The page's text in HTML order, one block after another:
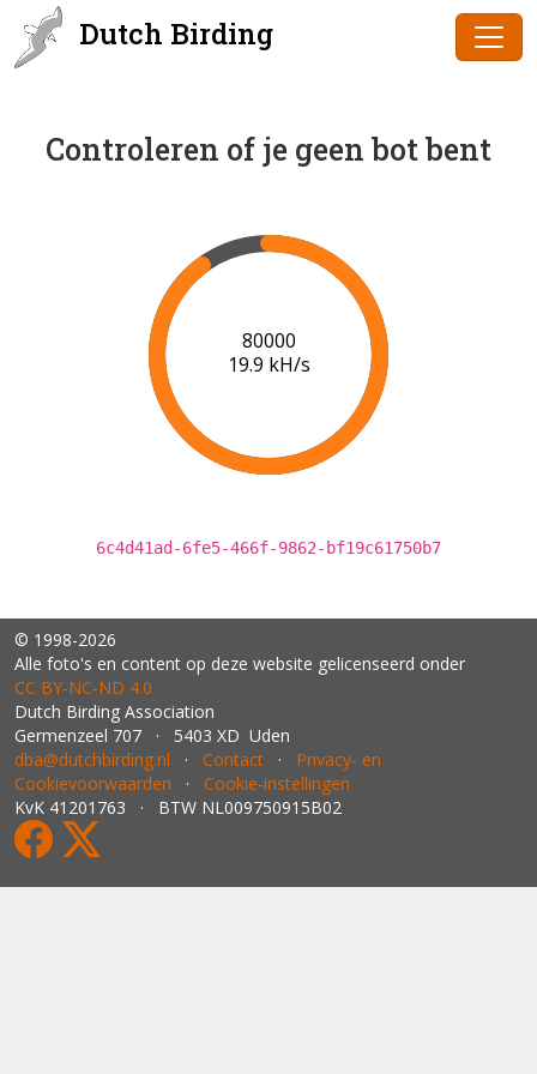
Dutch Birding
Controleren of je geen bot bent
81000
19.8 kH/s
6c4d41ad-6fe5-466f-9862-bf19c61750b7
© 1998-2026
Alle foto's en content op deze website gelicenseerd onder
CC BY‑NC‑ND 4.0
Dutch Birding Association
Germenzeel 707 · 5403 XD Uden
dba@dutchbirding.nl · Contact · Privacy- en
Cookievoorwaarden · Cookie-instellingen
KvK 41201763 · BTW NL009750915B02